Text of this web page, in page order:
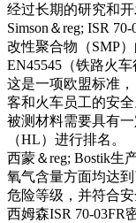
经过长期的研究和
Simson＆reg; ISR
改性聚合物（SMP
EN45545（铁路火车
这是一项欧盟标准
客和火车员工的安
被测材料需要具有
（HL）进行排名。
西蒙＆reg; Bostik生
氧气含量方面均达
危险等级，并符合安
西姆森ISR 70-03FR